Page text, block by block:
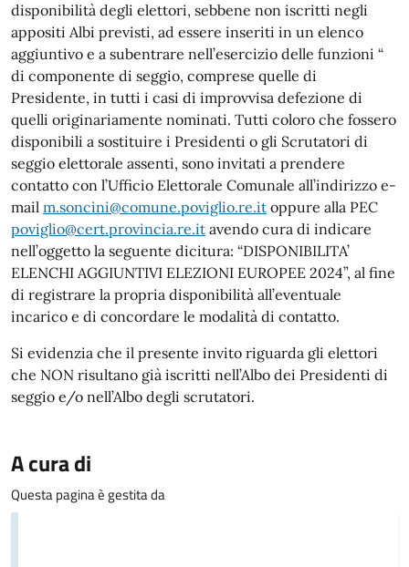
disponibilità degli elettori, sebbene non iscritti negli
appositi Albi previsti, ad essere inseriti in un elenco
aggiuntivo e a subentrare nell’esercizio delle funzioni “
di componente di seggio, comprese quelle di
Presidente, in tutti i casi di improvvisa defezione di
quelli originariamente nominati. Tutti coloro che fossero
disponibili a sostituire i Presidenti o gli Scrutatori di
seggio elettorale assenti, sono invitati a prendere
contatto con l’Ufficio Elettorale Comunale all’indirizzo e-
mail m.soncini@comune.poviglio.re.it oppure alla PEC
poviglio@cert.provincia.re.it avendo cura di indicare
nell’oggetto la seguente dicitura: “DISPONIBILITA’
ELENCHI AGGIUNTIVI ELEZIONI EUROPEE 2024”, al fine
di registrare la propria disponibilità all’eventuale
incarico e di concordare le modalità di contatto.
Si evidenzia che il presente invito riguarda gli elettori
che NON risultano già iscritti nell’Albo dei Presidenti di
seggio e/o nell’Albo degli scrutatori.
A cura di
Questa pagina è gestita da